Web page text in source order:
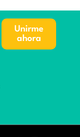
Unirme
ahora